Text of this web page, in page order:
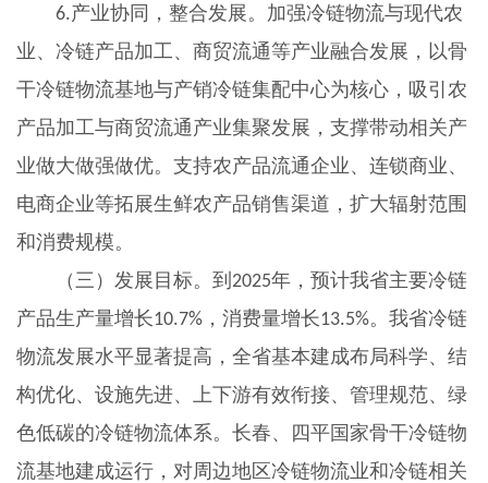
6.产业协同，整合发展。加强冷链物流与现代农
业、冷链产品加工、商贸流通等产业融合发展，以骨
干冷链物流基地与产销冷链集配中心为核心，吸引农
产品加工与商贸流通产业集聚发展，支撑带动相关产
业做大做强做优。支持农产品流通企业、连锁商业、
电商企业等拓展生鲜农产品销售渠道，扩大辐射范围
和消费规模。
（三）发展目标。到 2025年，预计我省主要冷链
产品生产量增长10.7% ，消费量增长13.5%。我省冷链
物流发展水平显著提高，全省基本建成布局科学、结
构优化、设施先进、上下游有效衔接、管理规范、绿
色低碳的冷链物流体系。长春、四平国家骨干冷链物
流基地建成运行，对周边地区冷链物流业和冷链相关